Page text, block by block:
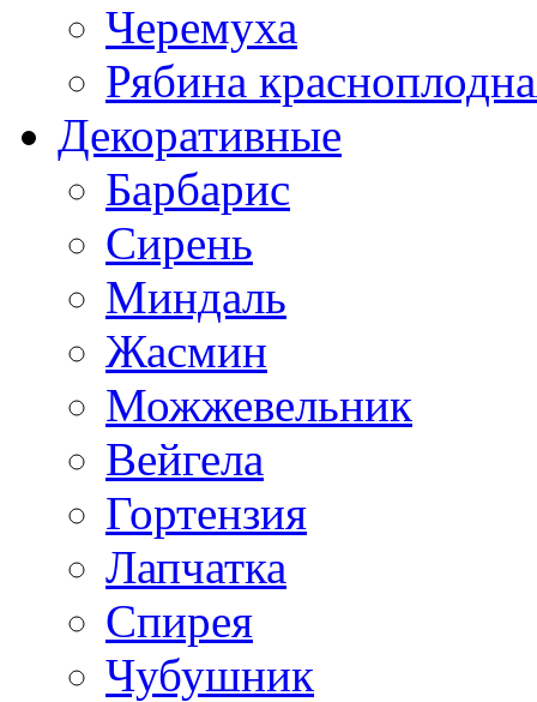
Черемуха
Рябина
Декоративные
Барбарис
Сирень
Миндаль
Жасмин
Можжевельник
Вейгела
Гортензия
Лапчатка
Спирея
Чубушник